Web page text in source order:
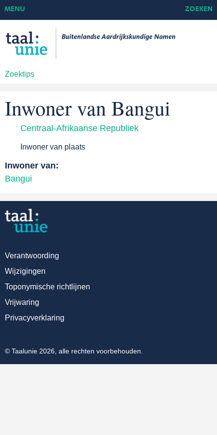
Zoektips
MENU ZOEKEN
Inwoner van Bangui
Centraal-Afrikaanse Republiek
Inwoner van plaats
Inwoner van:
Bangui
Verantwoording
Wijzigingen
Toponymische richtlijnen
Vrijwaring
Privacyverklaring
© Taalunie 2026, alle rechten voorbehouden.